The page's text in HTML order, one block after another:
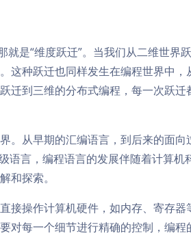
就是“维度跃迁”。当我们从二维世界
这种跃迁也同样发生在编程世界中，
迁到三维的分布式编程，每一次跃迁
。从早期的汇编语言，到后来的面向
语言，编程语言的发展伴随着计算机
和探索。
接操作计算机硬件，如内存、寄存器
对每一个细节进行精确的控制，编程